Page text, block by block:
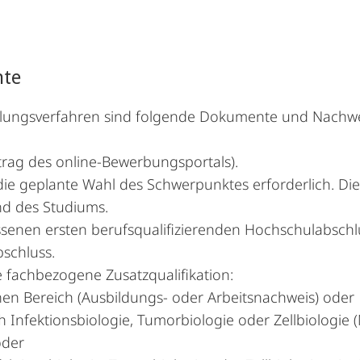
sind folgende Dokumente und
des online-Bewerbungsportals).
geplante Wahl des Schwerpunktes erforderlich.
des Studiums.
ersten berufsqualifizierenden
Zusatzqualifikation:
Bereich (Ausbildungs- oder Arbeitsnachweis) oder
Infektionsbiologie, Tumorbiologie oder Zellbiologie